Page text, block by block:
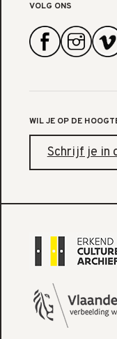
VOLG ONS
WIL JE OP DE
Schrijf je in